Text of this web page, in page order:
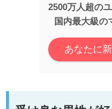
2500万人超の
国内最大級の
あなたに